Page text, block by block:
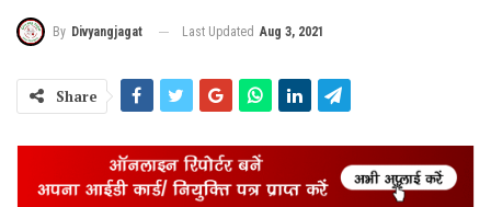
By Divyangjagat Last Updated Aug 3, 2021
Share